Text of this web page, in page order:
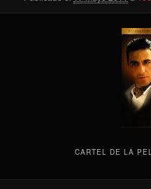
CARTEL DE LA